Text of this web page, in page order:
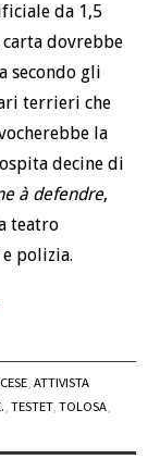
da 1,5
dovrebbe
secondo gli
terrieri che
la
decine di
à defendre,
teatro
polizia.
, ATTIVISTA
,TESTET,TOLOSA,